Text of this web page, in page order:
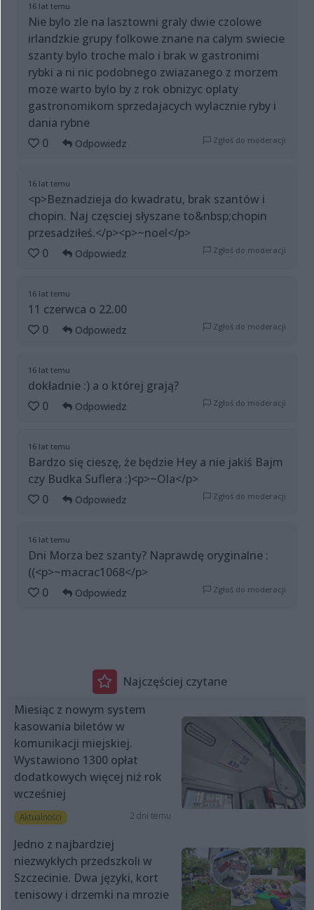
16 lat temu
Nie bylo zle na lasztowni graly dwie czolowe
irlandzkie grupy folkowe znane na calym swiecie
szanty bylo troche malo i brak w gastronimi
rybki a ni nic podobnego zwiazanego z morzem
moze warto bylo by z rok obnizyc oplaty
gastronomikom sprzedajacych wylacznie ryby i
dania rybne
0
Odpowiedz Zgłoś do moderacji
16 lat temu
<p>Beznadzieja do kwadratu, brak szantów i
chopin. Naj częsciej słyszane to&nbsp;chopin
przesadziłeś.</p><p>~noel</p>
0
Odpowiedz Zgłoś do moderacji
16 lat temu
11 czerwca o 22.00
0
Odpowiedz Zgłoś do moderacji
16 lat temu
dokładnie :) a o której grają?
0
Odpowiedz Zgłoś do moderacji
16 lat temu
Bardzo się cieszę, że będzie Hey a nie jakiś Bajm
czy Budka Suflera :)<p>~Ola</p>
0
Odpowiedz Zgłoś do moderacji
16 lat temu
Dni Morza bez szanty? Naprawdę oryginalne :
((<p>~macrac1068</p>
0
Odpowiedz Zgłoś do moderacji
Najczęściej czytane
Miesiąc z nowym system
kasowania biletów w
komunikacji miejskiej.
Wystawiono 1300 opłat
dodatkowych więcej niż rok
wcześniej
Aktualności 2 dni temu
Jedno z najbardziej
niezwykłych przedszkoli w
Szczecinie. Dwa języki, kort
tenisowy i drzemki na mrozie